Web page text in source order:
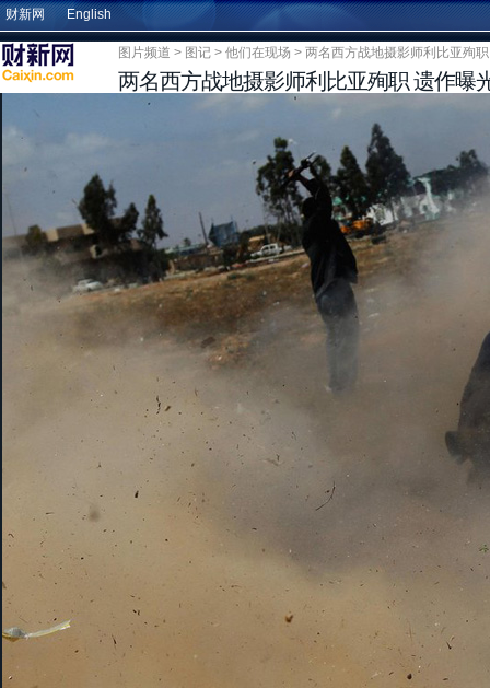
财新网 English
图片频道 > 图记 > 他们在现场 > 两名西方战地摄影师利比亚殉
两名西方战地摄影师利比亚殉职 遗作曝